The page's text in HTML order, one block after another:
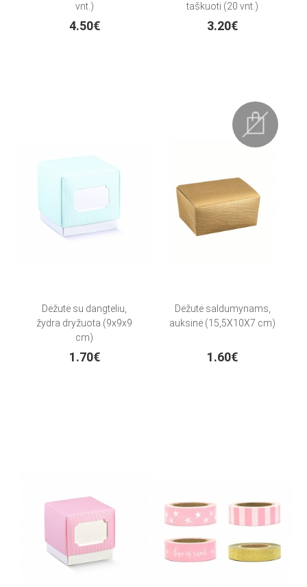
vnt.)
4.50€
taškuoti (20 vnt.)
3.20€
Dėžutė su dangteliu,
žydra dryžuota (9x9x9
cm)
1.70€
Dėžutė saldumynams,
auksinė (15,5X10X7 cm)
1.60€